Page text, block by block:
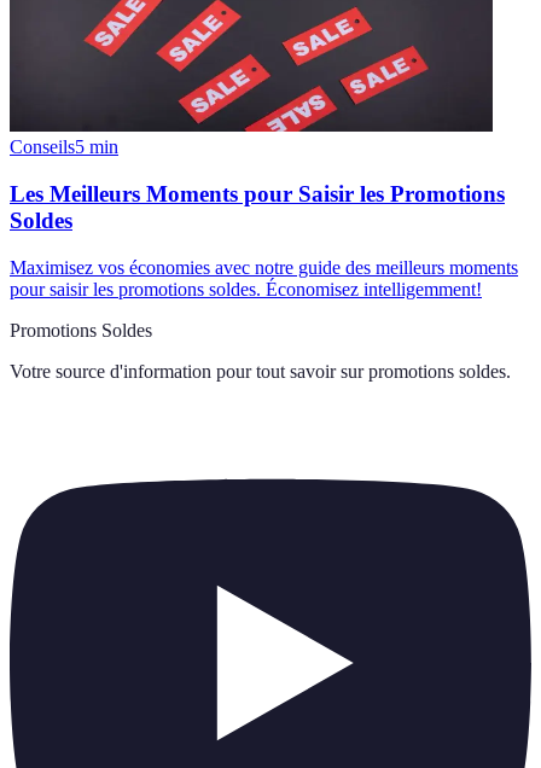
Conseils5 min
Les Meilleurs Moments pour Saisir les Promotions
Soldes
Maximisez vos économies avec notre guide des meilleurs moments
pour saisir les promotions soldes. Économisez intelligemment!
Promotions Soldes
Votre source d'information pour tout savoir sur promotions soldes.